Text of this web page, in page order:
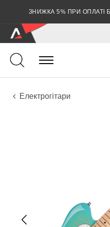
ЗНИЖКА 5% ПРИ ОПЛАТІ
Гітари
Електро інструменти
Інструменти
Електрогітари